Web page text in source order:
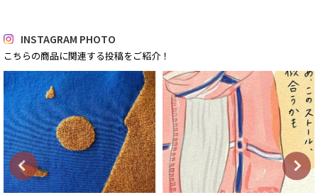
INSTAGRAM PHOTO
こちらの商品に関連する投稿をご紹介！